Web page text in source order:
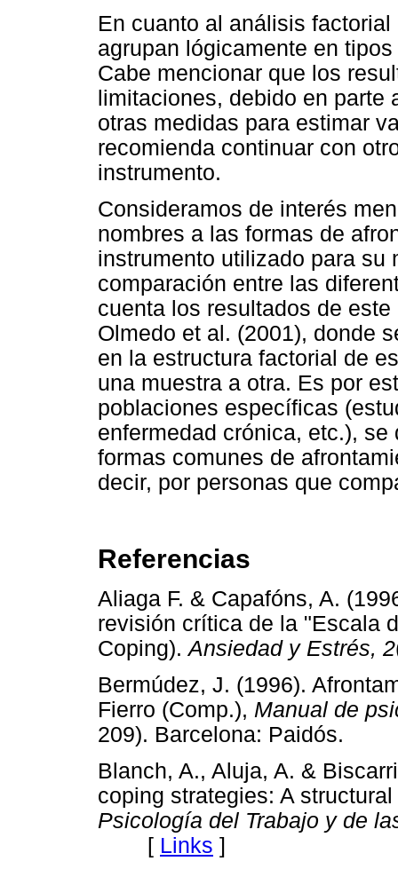
En cuanto al análisis
agrupan lógicamente en
Cabe mencionar que los
limitaciones, debido en parte
otras medidas para estimar
recomienda continuar con
instrumento.
Consideramos de interés
nombres a las formas de
instrumento utilizado para su
comparación entre las
cuenta los resultados de
Olmedo et al. (2001), donde
en la estructura factorial de
una muestra a otra. Es por
poblaciones específicas
enfermedad crónica, etc.),
formas comunes de
decir, por personas que
Referencias
Aliaga F. & Capafóns, A.
revisión crítica de la "Escala
Coping).Ansiedad y Estrés, 2
Bermúdez, J. (1996).
Fierro (Comp.), Manual de
209). Barcelona:
Blanch, A., Aluja, A. &
coping strategies: A
Psicología del Trabajo y de
[ Links ]